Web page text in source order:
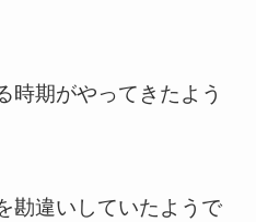
時期がやってきたよう
勘違いしていたようで